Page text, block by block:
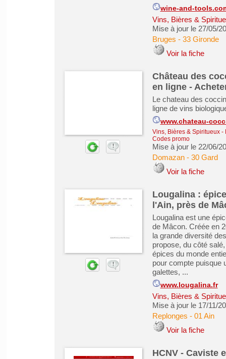
wine-and-
Vins, Bières &
Mise à jour le 27/05/
Bruges - 33 Gironde
Voir la fiche
Château des
en ligne -
Le chateau des
ligne de vins
www.chateau-
Vins, Bières & Spiritueux-
Codes promo
Mise à jour le 22/06/
Domazan- 30 Gard
Voir la fiche
Lougalina :
l'Ain, près de
Lougalina est une
de Mâcon. Créée en
la grande diversité
propose, du côté
épices du monde
pour compte puisque
galettes, ...
www.lougalina.fr
Vins, Bières &
Mise à jour le 17/11/
Replonges - 01 Ain
Voir la fiche
HCNV - Caviste